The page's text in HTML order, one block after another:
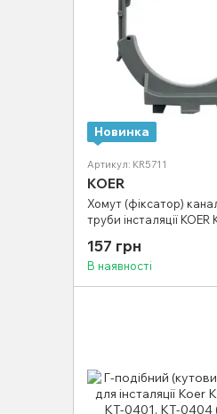
Новинка
Артикул: KR5711
KOER
Хомут (фіксатор)
труби інсталяції
157 грн
В наявності